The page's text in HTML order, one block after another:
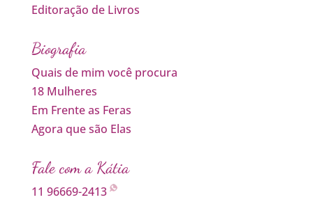
Editoração de Livros
Biografia
Quais de mim você procura
18 Mulheres
Em Frente as Feras
Agora que são Elas
Fale com a Kátia
11 96669-2413